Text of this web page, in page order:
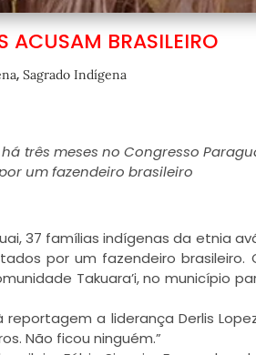
ACUSAM BRASILEIRO
, Sagrado Indígena
três meses no Congresso
um fazendeiro brasileiro
37 famílias indígenas da etnia
por um fazendeiro brasileiro.
Takuara’i, no município
a liderança Derlis
Não ficou ninguém.”